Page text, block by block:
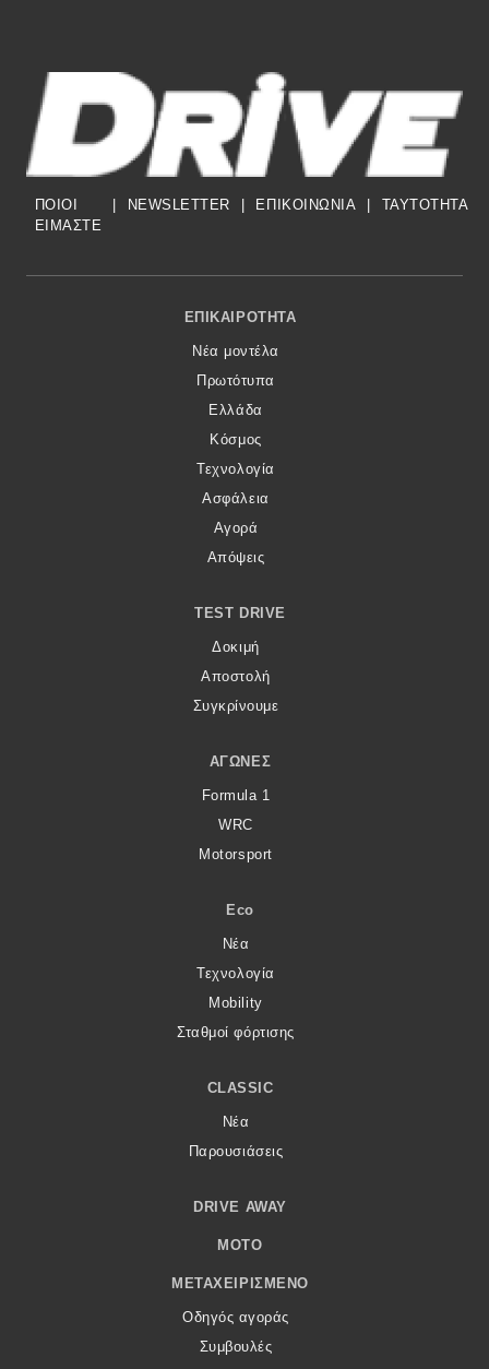
ΠΟΙΟΙ
ΕΙΜΑΣΤΕ
| NEWSLETTER | ΕΠΙΚΟΙΝΩΝΙΑ | TAYTOTHTA
Footer Menu
ΕΠΙΚΑΙΡΌΤΗΤΑ
Νέα μοντέλα
Πρωτότυπα
Ελλάδα
Κόσμος
Τεχνολογία
Ασφάλεια
Αγορά
Απόψεις
TEST DRIVE
Δοκιμή
Αποστολή
Συγκρίνουμε
ΑΓΏΝΕΣ
Formula 1
WRC
Motorsport
Eco
Νέα
Τεχνολογία
Mobility
Σταθμοί φόρτισης
CLASSIC
Νέα
Παρουσιάσεις
DRIVE AWAY
MOTO
ΜΕΤΑΧΕΙΡΙΣΜΈΝΟ
Οδηγός αγοράς
Συμβουλές